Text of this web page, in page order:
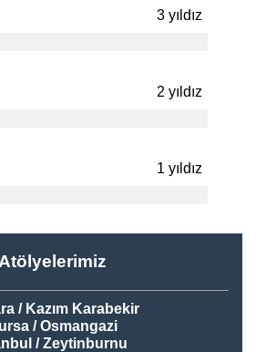
3 yıldız
2 yıldız
1 yıldız
Atölyelerimiz
/ Kazım Karabekir
/ Osmangazi
/ Zeytinburnu